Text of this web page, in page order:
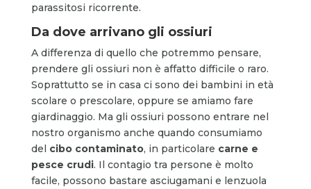
parassitosi ricorrente.
Da dove arrivano gli ossiuri
A differenza di quello che potremmo pensare,
prendere gli ossiuri non è affatto difficile o raro.
Soprattutto se in casa ci sono dei bambini in età
scolare o prescolare, oppure se amiamo fare
giardinaggio. Ma gli ossiuri possono entrare nel
nostro organismo anche quando consumiamo
del cibo contaminato, in particolare carne e
pesce crudi. Il contagio tra persone è molto
facile, possono bastare asciugamani e lenzuola